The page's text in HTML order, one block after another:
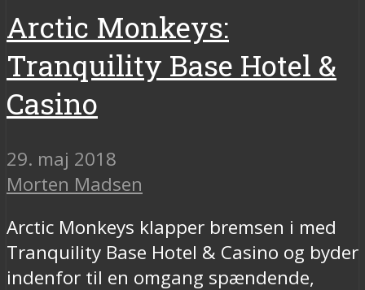
Arctic Monkeys:
Tranquility Base Hotel &
Casino
29. maj 2018
Morten Madsen
Arctic Monkeys klapper bremsen i med
Tranquility Base Hotel & Casino og byder
indenfor til en omgang spændende,